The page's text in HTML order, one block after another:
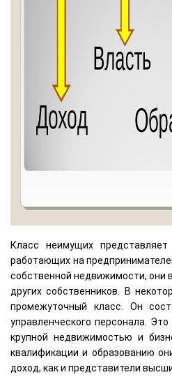
Класс неимущих
работающих на
собственной недвижимости, они
других собственников. В
промежуточный класс. Он
управленческого персонала.
крупной недвижимостью и
квалификации и образованию
доход, как и представители